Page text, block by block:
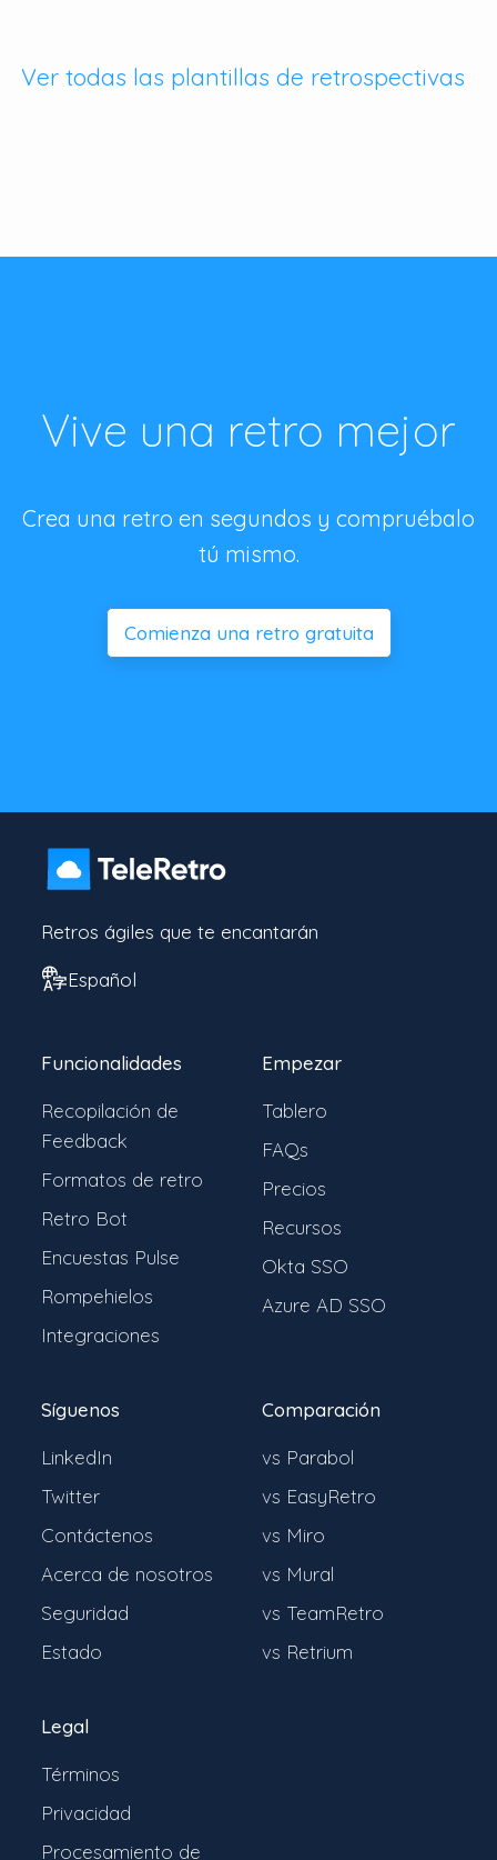
Ver todas las plantillas de retrospectivas
Vive una retro mejor
Crea una retro en segundos y compruébalo
tú mismo.
Comienza una retro gratuita
Retros ágiles que te encantarán
Español
Funcionalidades
Recopilación de
Feedback
Formatos de retro
Retro Bot
Encuestas Pulse
Rompehielos
Integraciones
Empezar
Tablero
FAQs
Precios
Recursos
Okta SSO
Azure AD SSO
Síguenos
LinkedIn
Twitter
Contáctenos
Acerca de nosotros
Seguridad
Estado
Comparación
vs Parabol
vs EasyRetro
vs Miro
vs Mural
vs TeamRetro
vs Retrium
Legal
Términos
Privacidad
Procesamiento de